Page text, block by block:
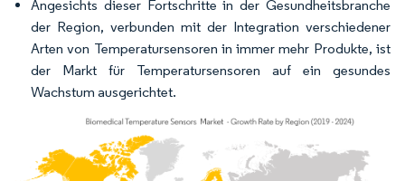
Angesichts dieser Fortschritte in der Gesundheitsbranche
der Region, verbunden mit der Integration verschiedener
Arten von Temperatursensoren in immer mehr Produkte, ist
der Markt für Temperatursensoren auf ein gesundes
Wachstum ausgerichtet.